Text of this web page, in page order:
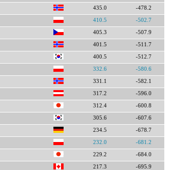
435.0 -478.2
410.5 -502.7
405.3 -507.9
401.5 -511.7
400.5 -512.7
332.6 -580.6
331.1 -582.1
317.2 -596.0
312.4 -600.8
305.6 -607.6
234.5 -678.7
232.0 -681.2
229.2 -684.0
217.3 -695.9